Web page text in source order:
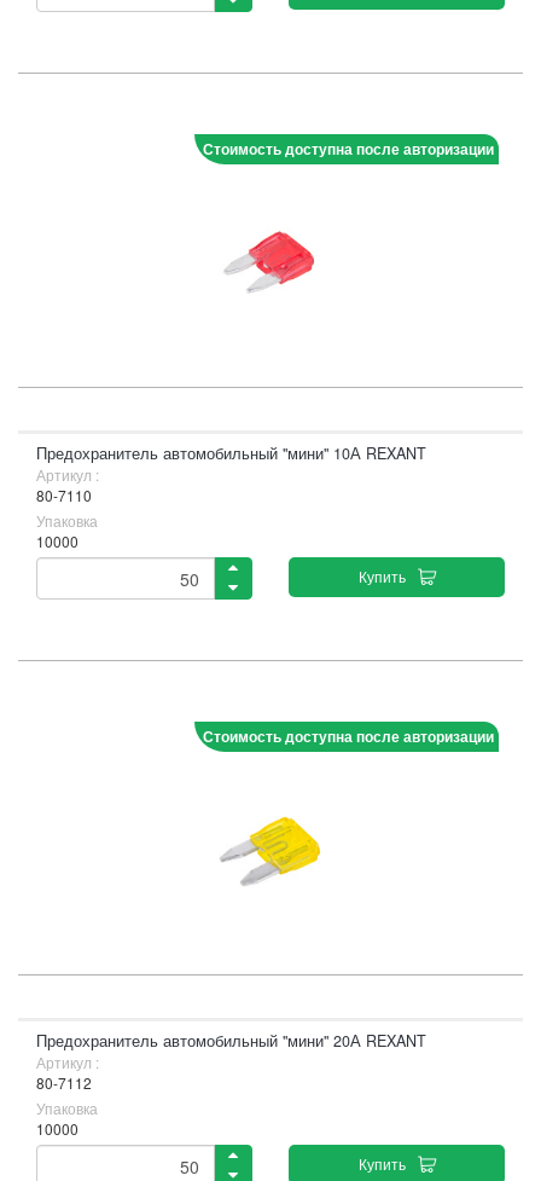
Стоимость доступна после авторизации
Предохранитель автомобильный "мини" 10А REXANT
Артикул :
80-7110
Упаковка
10000
Купить
Стоимость доступна после авторизации
Предохранитель автомобильный "мини" 20А REXANT
Артикул :
80-7112
Упаковка
10000
Купить